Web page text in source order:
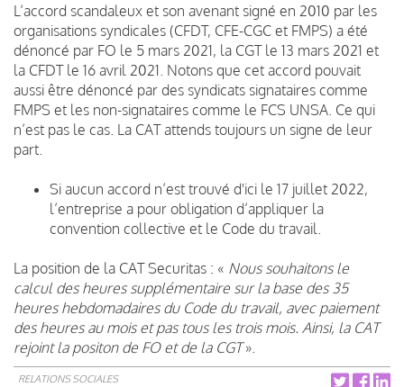
L’accord scandaleux et son avenant signé en 2010 par les
organisations syndicales (CFDT, CFE-CGC et FMPS) a été
dénoncé par FO le 5 mars 2021, la CGT le 13 mars 2021 et
la CFDT le 16 avril 2021. Notons que cet accord pouvait
aussi être dénoncé par des syndicats signataires comme
FMPS et les non-signataires comme le FCS UNSA. Ce qui
n’est pas le cas. La CAT attends toujours un signe de leur
part.
Si aucun accord n’est trouvé d'ici le 17 juillet 2022,
l’entreprise a pour obligation d’appliquer la
convention collective et le Code du travail.
La position de la CAT Securitas : « Nous souhaitons le
calcul des heures supplémentaire sur la base des 35
heures hebdomadaires du Code du travail, avec paiement
des heures au mois et pas tous les trois mois. Ainsi, la CAT
rejoint la positon de FO et de la CGT».
RELATIONS SOCIALES